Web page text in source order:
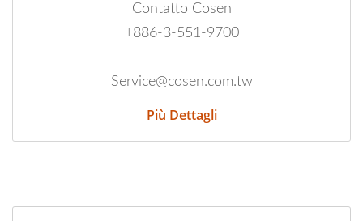
Contatto Cosen
+886-3-551-9700
Service@cosen.com.tw
Più Dettagli